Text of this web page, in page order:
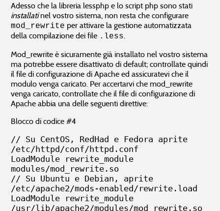
Adesso che la libreria lessphp e lo script php sono stati
installatinel vostro sistema, non resta che configurare
mod_rewrite per attivare la gestione automatizzata
della compilazione dei file .less.
Mod_rewrite è sicuramente già installato nel vostro sistema
ma potrebbe essere disattivato di default; controllate quindi
il file di configurazione di Apache ed assicuratevi che il
modulo venga caricato. Per accertarvi che mod_rewrite
venga caricato, controllate che il file di configurazione di
Apache abbia una delle seguenti direttive:
Blocco di codice #4
// Su CentOS, RedHad e Fedora aprite
/etc/httpd/conf/httpd.conf
LoadModule rewrite_module
modules/mod_rewrite.so
// Su Ubuntu e Debian, aprite
/etc/apache2/mods-enabled/rewrite.load
LoadModule rewrite_module
/usr/lib/apache2/modules/mod_rewrite.so